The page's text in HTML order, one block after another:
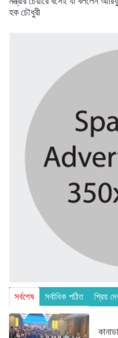
হক চৌধুরী
সর্বশেষ সর্বাধিক পঠিত প্রিয়